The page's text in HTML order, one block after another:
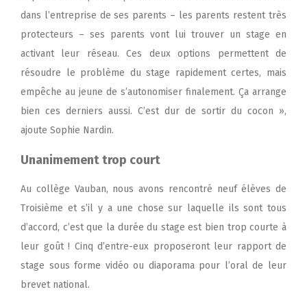
dans l’entreprise de ses parents – les parents restent très
protecteurs – ses parents vont lui trouver un stage en
activant leur réseau. Ces deux options permettent de
résoudre le problème du stage rapidement certes, mais
empêche au jeune de s’autonomiser finalement. Ça arrange
bien ces derniers aussi. C’est dur de sortir du cocon »,
ajoute Sophie Nardin.
Unanimement trop court
Au collège Vauban, nous avons rencontré neuf élèves de
Troisième et s’il y a une chose sur laquelle ils sont tous
d’accord, c’est que la durée du stage est bien trop courte à
leur goût ! Cinq d’entre-eux proposeront leur rapport de
stage sous forme vidéo ou diaporama pour l’oral de leur
brevet national.